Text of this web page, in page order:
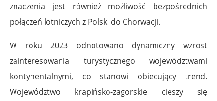
znaczenia jest również możliwość bezpośrednich
połączeń lotniczych z Polski do Chorwacji.
W roku 2023 odnotowano dynamiczny wzrost
zainteresowania turystycznego województwami
kontynentalnymi, co stanowi obiecujący trend.
Województwo krapińsko-zagorskie cieszy się